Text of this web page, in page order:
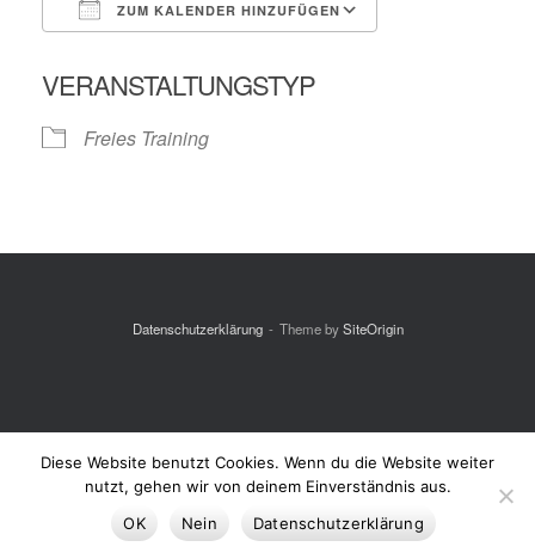
ZUM KALENDER HINZUFÜGEN
VERANSTALTUNGSTYP
Freies Training
Datenschutzerklärung Theme bySiteOrigin
Diese Website benutzt Cookies. Wenn du die Website weiter
nutzt, gehen wir von deinem Einverständnis aus.
OK
Nein Datenschutzerklärung